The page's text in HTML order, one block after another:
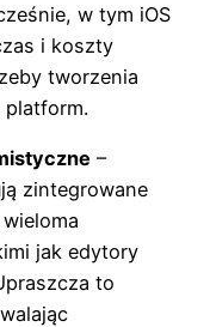
w tym iOS
i koszty
tworzenia
–
zintegrowane
jak edytory
to